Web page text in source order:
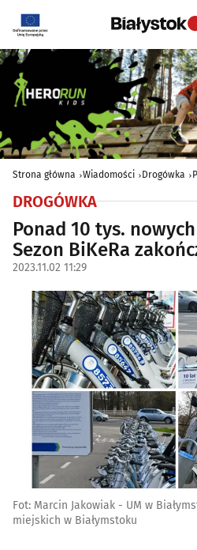
Strona główna Wiadomości Drogówka
DROGÓWKA
Ponad 10 tys.
Sezon BiKeRa
2023.11.02 11:29
Fot: Marcin Jakowiak - UM w
miejskich w Białymstoku